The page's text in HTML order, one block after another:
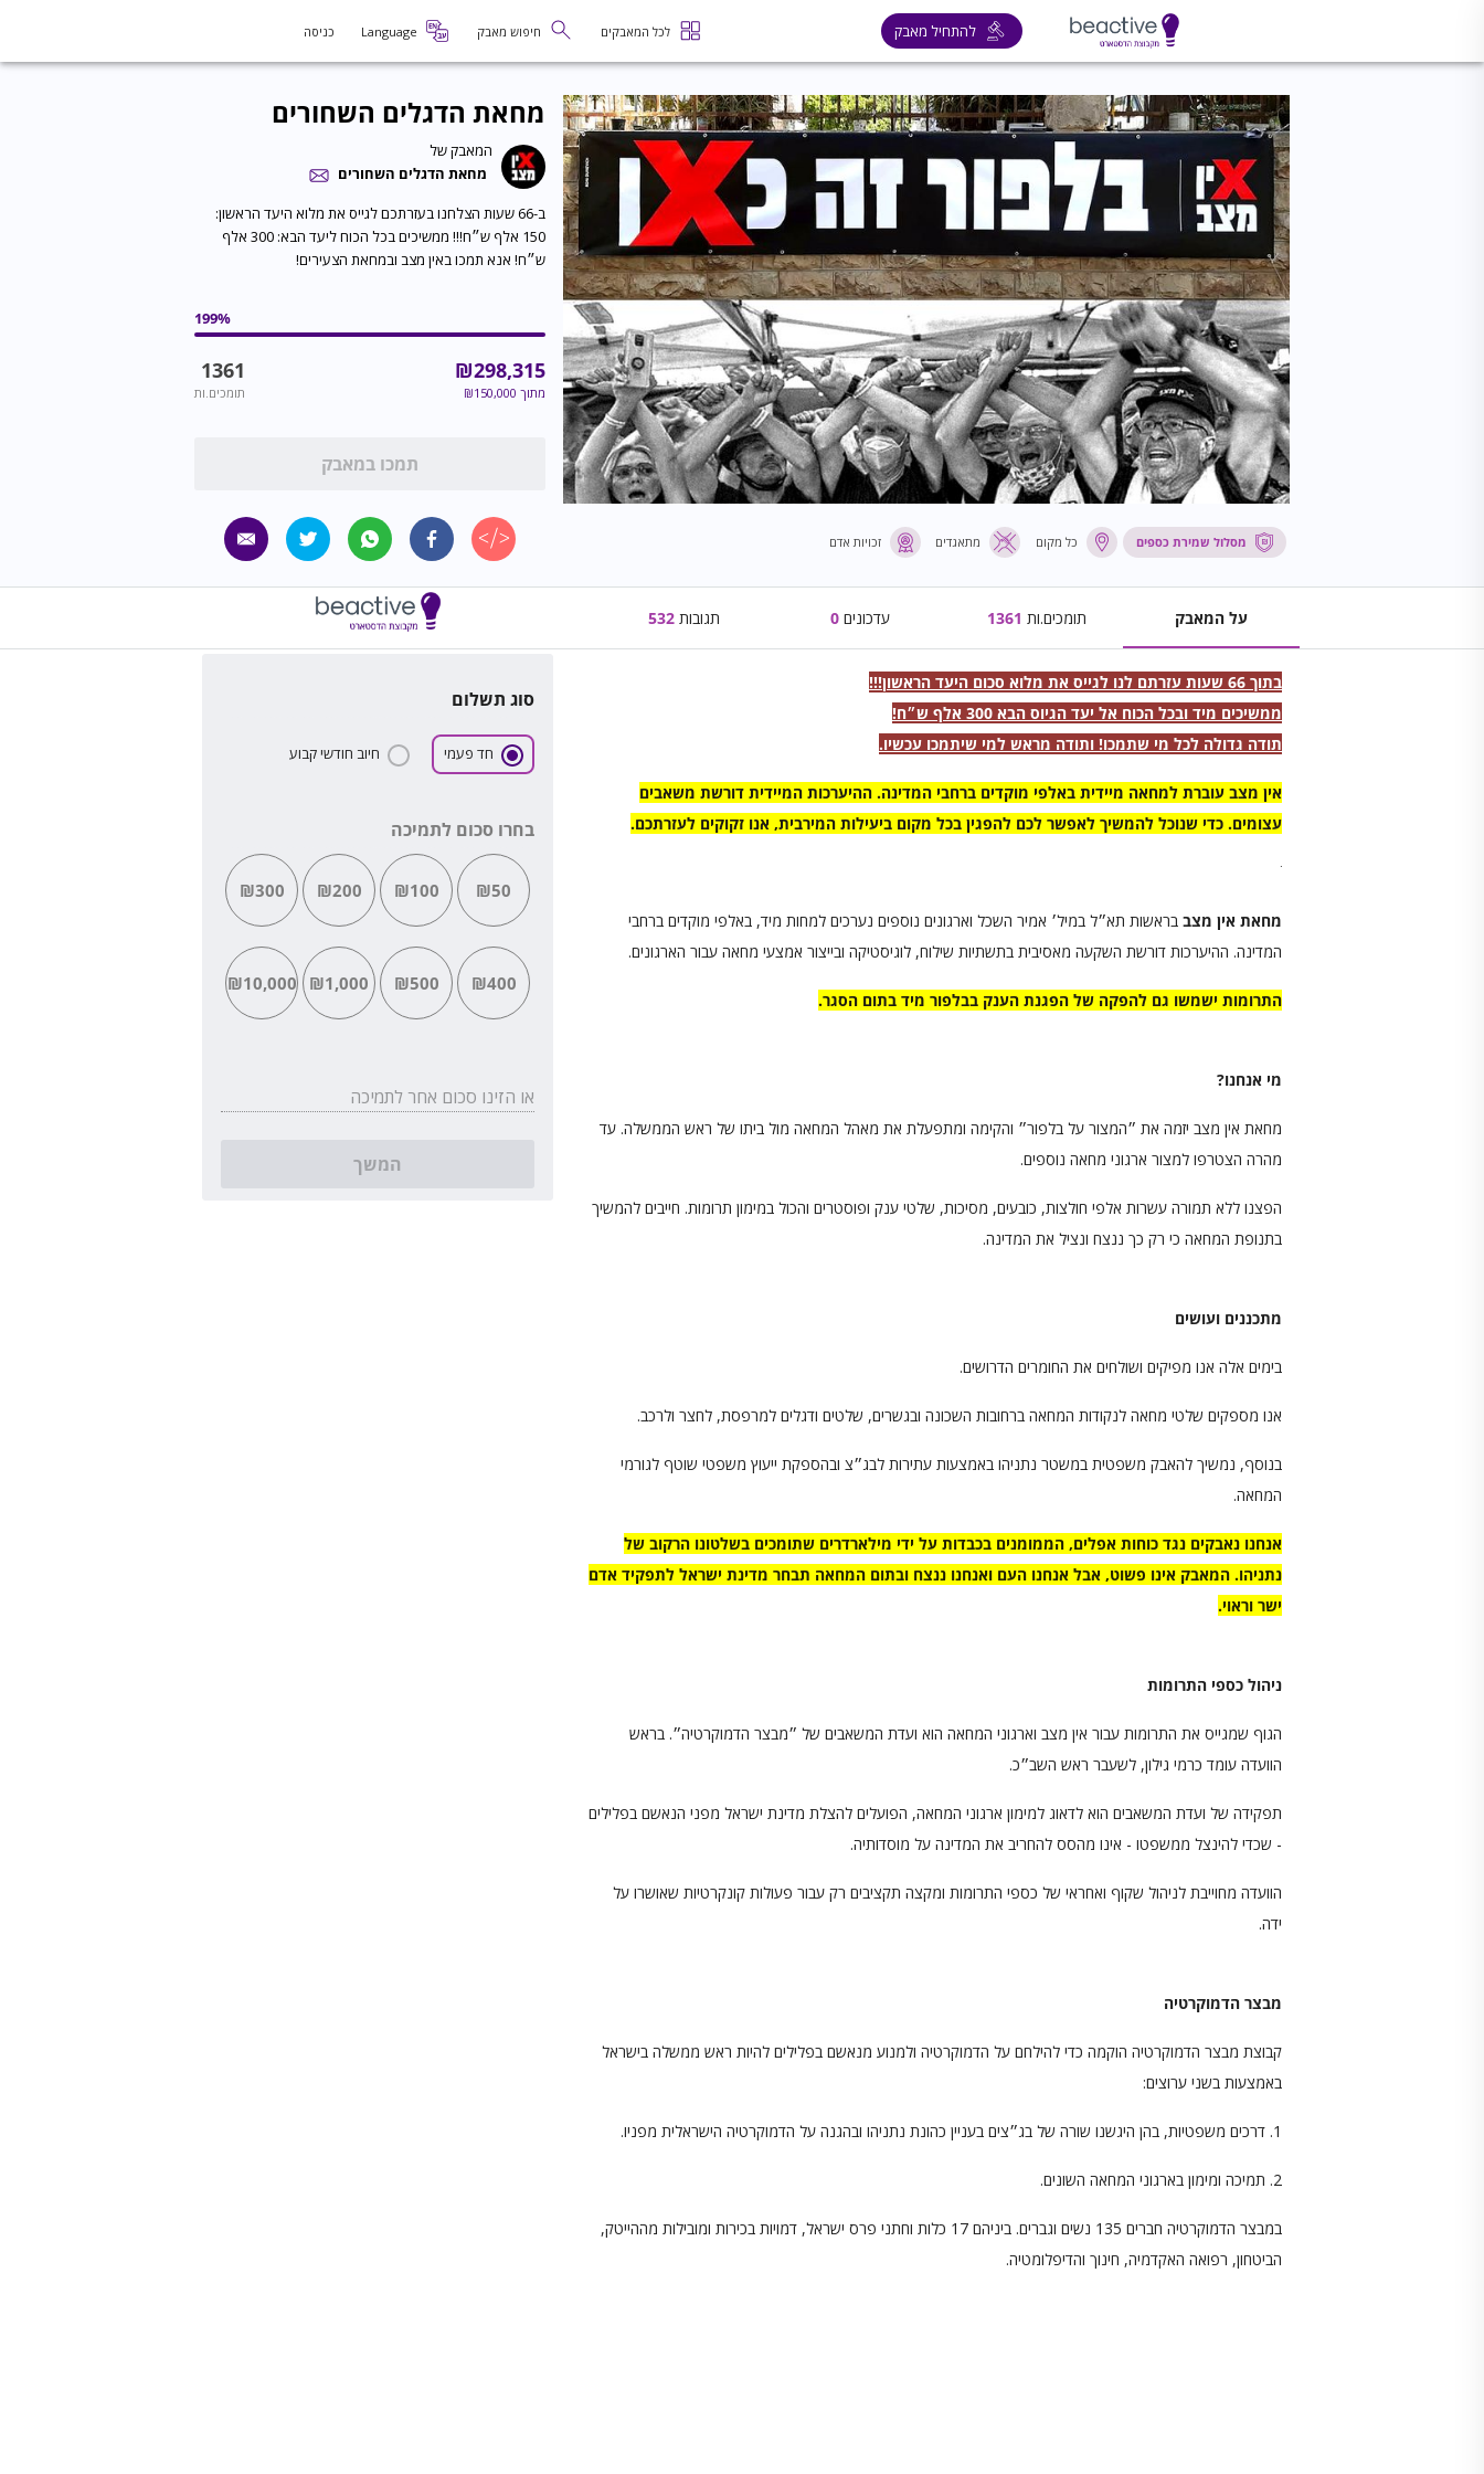
להתחיל מאבק לכל המאבקים חיפוש מאבק Language כניסה
מסלול שמירת כספים כל מקום מתאגדים זכויות אדם
מחאת הדגלים השחורים
המאבק של
מחאת הדגלים השחורים
ב-66 שעות הצלחנו בעזרתכם לגייס את מלוא היעד הראשון:
150 אלף ש״ח!!! ממשיכים בכל הכוח ליעד הבא: 300 אלף
ש״ח! אנא תמכו באין מצב ובמחאת הצעירים!
199%
₪298,315
מתוך ₪150,000
1361
תומכים.ות
תמכו במאבק
על המאבק תומכים.ות 1361 עדכונים 0 תגובות 532
בתוך 66 שעות עזרתם לנו לגייס את מלוא סכום היעד הראשון!!!
ממשיכים מיד ובכל הכוח אל יעד הגיוס הבא 300 אלף ש״ח!
תודה גדולה לכל מי שתמכו! ותודה מראש למי שיתמכו עכשיו.
אין מצב עוברת למחאה מיידית באלפי מוקדים ברחבי המדינה. ההיערכות המיידית דורשת משאבים
עצומים. כדי שנוכל להמשיך לאפשר לכם להפגין בכל מקום ביעילות המירבית, אנו זקוקים לעזרתכם.
מחאת אין מצב בראשות תא״ל במיל׳ אמיר השכל וארגונים נוספים נערכים למחות מיד, באלפי מוקדים ברחבי
המדינה. ההיערכות דורשת השקעה מאסיבית בתשתיות שילוח, לוגיסטיקה ובייצור אמצעי מחאה עבור הארגונים.
התרומות ישמשו גם להפקה של הפגנת הענק בבלפור מיד בתום הסגר.
מי אנחנו?
מחאת אין מצב יזמה את ״המצור על בלפור״ והקימה ומתפעלת את מאהל המחאה מול ביתו של ראש הממשלה. עד
מהרה הצטרפו למצור ארגוני מחאה נוספים.
הפצנו ללא תמורה עשרות אלפי חולצות, כובעים, מסיכות, שלטי ענק ופוסטרים והכול במימון תרומות. חייבים להמשיך
בתנופת המחאה כי רק כך ננצח ונציל את המדינה.
מתכננים ועושים
בימים אלה אנו מפיקים ושולחים את החומרים הדרושים.
אנו מספקים שלטי מחאה לנקודות המחאה ברחובות השכונה ובגשרים, שלטים ודגלים למרפסת, לחצר ולרכב.
בנוסף, נמשיך להאבק משפטית במשטר נתניהו באמצעות עתירות לבג״צ ובהספקת ייעוץ משפטי שוטף לגורמי
המחאה.
אנחנו נאבקים נגד כוחות אפלים, הממומנים בכבדות על ידי מילארדרים שתומכים בשלטונו הרקוב של
נתניהו. המאבק אינו פשוט, אבל אנחנו העם ואנחנו ננצח ובתום המחאה תבחר מדינת ישראל לתפקיד אדם
ישר וראוי.
ניהול כספי התרומות
הגוף שמגייס את התרומות עבור אין מצב וארגוני המחאה הוא ועדת המשאבים של ״מבצר הדמוקרטיה״. בראש
הוועדה עומד כרמי גילון, לשעבר ראש השב״כ.
תפקידה של ועדת המשאבים הוא לדאוג למימון ארגוני המחאה, הפועלים להצלת מדינת ישראל מפני הנאשם בפלילים
- שכדי להינצל ממשפטו - אינו מהסס להחריב את המדינה על מוסדותיה.
הוועדה מחוייבת לניהול שקוף ואחראי של כספי התרומות ומקצה תקציבים רק עבור פעולות קונקרטיות שאושרו על
ידה.
מבצר הדמוקרטיה
קבוצת מבצר הדמוקרטיה הוקמה כדי להילחם על הדמוקרטיה ולמנוע מנאשם בפלילים להיות ראש ממשלה בישראל
באמצעות בשני ערוצים:
1. דרכים משפטיות, בהן היגשנו שורה של בג״צים בעניין כהונת נתניהו ובהגנה על הדמוקרטיה הישראלית מפניו.
2. תמיכה ומימון בארגוני המחאה השונים.
במבצר הדמוקרטיה חברים 135 נשים וגברים. ביניהם 17 כלות וחתני פרס ישראל, דמויות בכירות ומובילות מההייטק,
הביטחון, רפואה האקדמיה, חינוך והדיפלומטיה.
סוג תשלום
חד פעמי חיוב חודשי קבוע
בחרו סכום לתמיכה
₪50
₪100
₪200
₪300
₪400
₪500
₪1,000
₪10,000
או הזינו סכום אחר לתמיכה
המשך